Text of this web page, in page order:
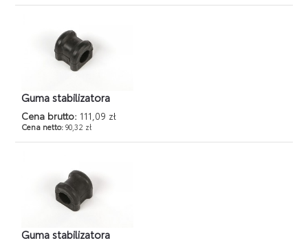
Guma stabilizatora
Cena brutto: 111,09 zł
Cena netto:90,32 zł
Guma stabilizatora